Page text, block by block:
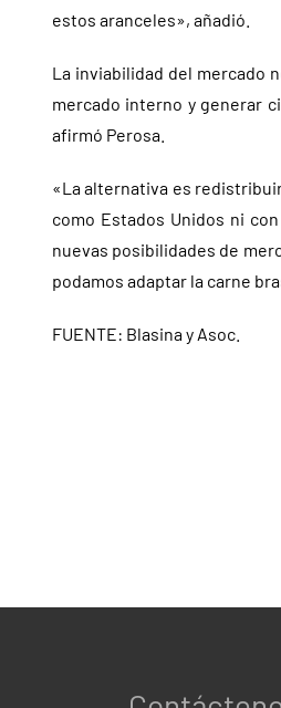
estos aranceles», añadió.
La inviabilidad del mercado
mercado interno y generar
afirmó Perosa.
«La alternativa es
como Estados Unidos ni
nuevas posibilidades de
podamos adaptar la carne
FUENTE: Blasina y Asoc.